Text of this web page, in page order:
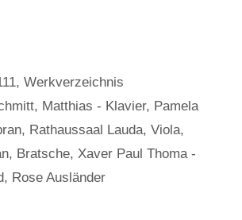
,Werkverzeichnis
, Matthias - Klavier, Pamela
, Rathaussaal Lauda, Viola,
, Bratsche, Xaver Paul Thoma -
, Rose Ausländer